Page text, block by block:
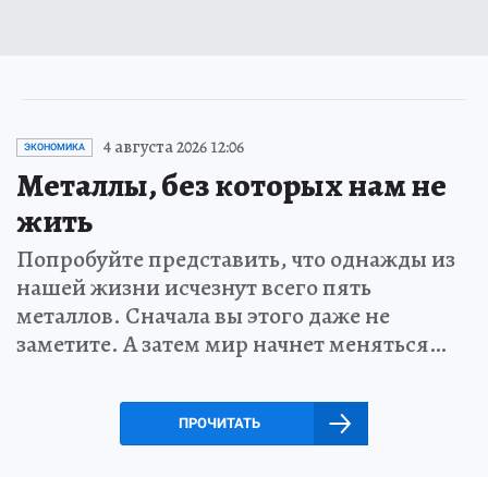
ЭКОНОМИКА 4 августа 2026 12:06
Металлы, без которых нам не
жить
Попробуйте представить, что однажды из
нашей жизни исчезнут всего пять
металлов. Сначала вы этого даже не
заметите. А затем мир начнет меняться…
ПРОЧИТАТЬ